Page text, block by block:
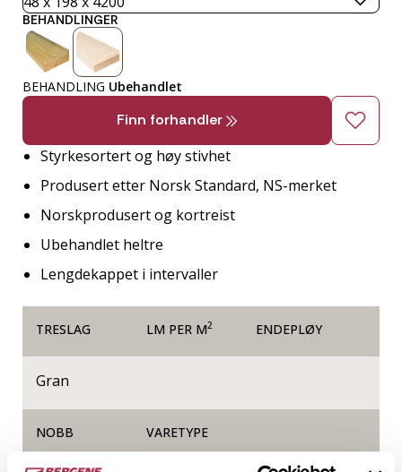
BEHANDLINGER
BEHANDLING Ubehandlet
Finn forhandler
Styrkesortert og høy stivhet
Produsert etter Norsk Standard, NS-merket
Norskprodusert og kortreist
Ubehandlet heltre
Lengdekappet i intervaller
TRESLAG LM PER M2 ENDEPLØY
Gran
NOBB VARETYPE